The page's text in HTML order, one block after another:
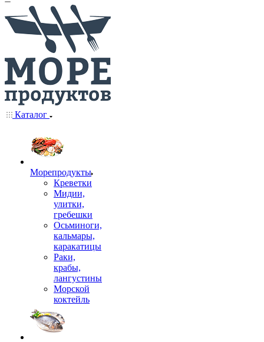
Каталог
Морепродукты
Креветки
Мидии,
улитки,
гребешки
Осьминоги,
кальмары,
каракатицы
Раки,
крабы,
лангустины
Морской
коктейль